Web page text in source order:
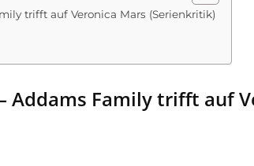
trifft auf Veronica Mars (Serienkritik)
Addams Family trifft auf